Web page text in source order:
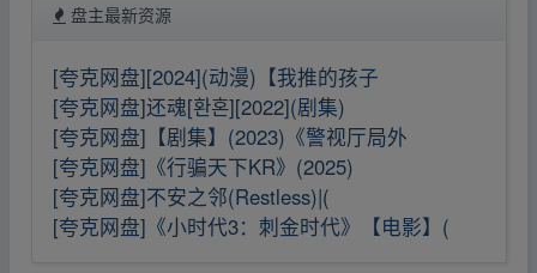
盘主最新资源
[夸克网盘][2024](动漫)【我推的孩子
[夸克网盘]还魂[환혼][2022](剧集)
[夸克网盘]【剧集】(2023)《警视厅局外
[夸克网盘]《行骗天下KR》(2025)
[夸克网盘]不安之邻(Restless)|(
[夸克网盘]《小时代3：刺金时代》【电影】(